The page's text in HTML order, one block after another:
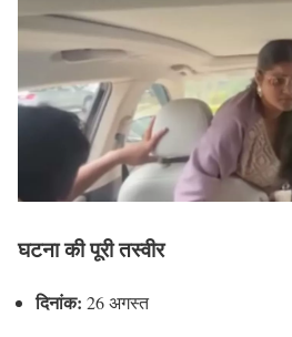
घटना की पूरी तस्वीर
दिनांक: 26 अगस्त